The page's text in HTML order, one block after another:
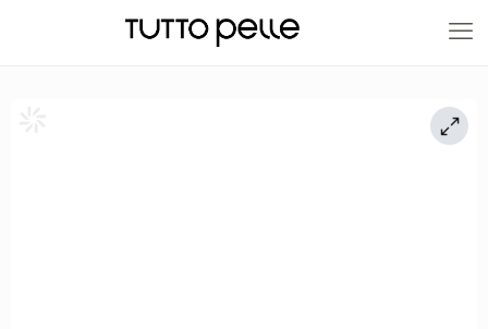
20% EN PRODUCTOS A FABRICACIÓN